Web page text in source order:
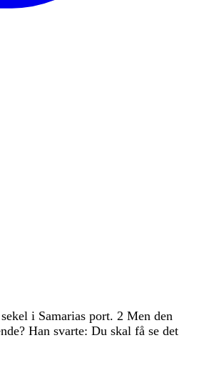
sekel i Samarias port. 2 Men den
? Han svarte: Du skal få se det